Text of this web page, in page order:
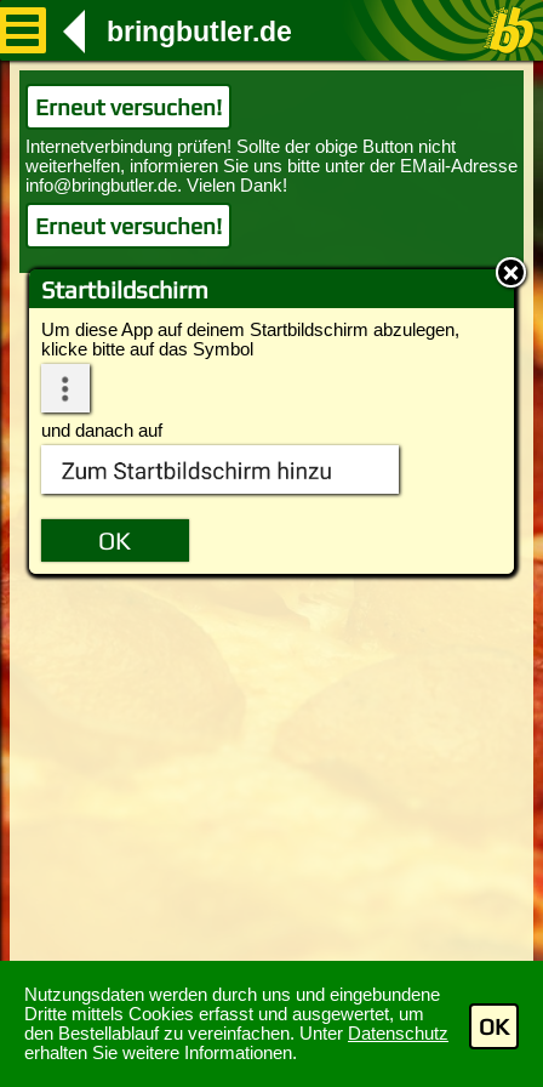
Nutzungsdaten werden durch uns und eingebundene
Dritte mittels Cookies erfasst und ausgewertet, um
den Bestellablauf zu vereinfachen. Unter Datenschutz
erhalten Sie weitere Informationen.
OK
Startbildschirm
Um diese App auf deinem Startbildschirm abzulegen,
klicke bitte auf das Symbol
und danach auf
bringbutler.de
Erneut versuchen!
Erneut versuchen!